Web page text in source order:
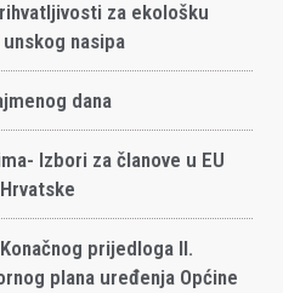
za ekološku
nasipa
dana
Izbori za članove u EU
prijedloga II.
plana uređenja Općine